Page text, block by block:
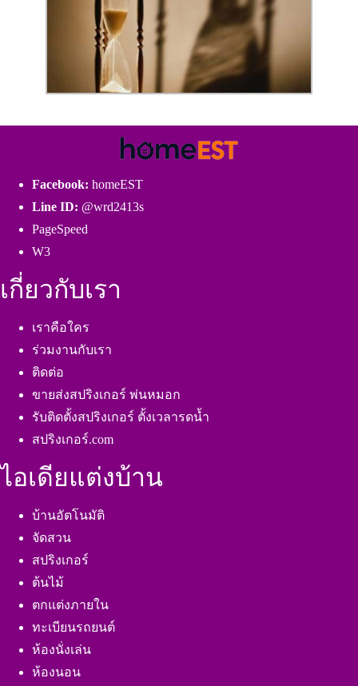
Facebook: homeEST
Line ID: @wrd2413s
PageSpeed
W3
เกี่ยวกับเรา
เราคือใคร
ร่วมงานกับเรา
ติดต่อ
ขายส่งสปริงเกอร์ พ่นหมอก
รับติดตั้งสปริงเกอร์ ตั้งเวลารดน้ำ
สปริงเกอร์.com
ไอเดียแต่งบ้าน
บ้านอัตโนมัติ
จัดสวน
สปริงเกอร์
ต้นไม้
ตกแต่งภายใน
ทะเบียนรถยนต์
ห้องนั่งเล่น
ห้องนอน